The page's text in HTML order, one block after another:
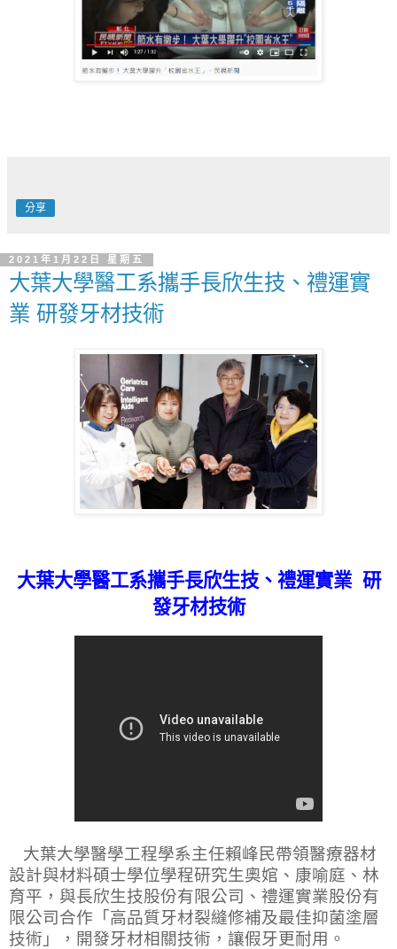
分享
2021年1月22日 星期五
大葉大學醫工系攜手長欣生技、禮運實
業 研發牙材技術
大葉大學醫工系攜手長欣生技、禮運實業 研
發牙材技術
大葉大學醫學工程學系主任賴峰民帶領醫療器材
設計與材料碩士學位學程研究生奧婠、康喻庭、林
育平，與長欣生技股份有限公司、禮運實業股份有
限公司合作「高品質牙材裂縫修補及最佳抑菌塗層
技術」，開發牙材相關技術，讓假牙更耐用。